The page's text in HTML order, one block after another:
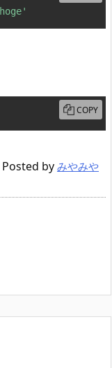
COPY
Posted by みやみや